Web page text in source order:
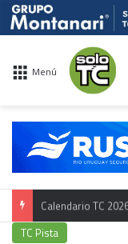
Menú
Calendario TC
TC Pista